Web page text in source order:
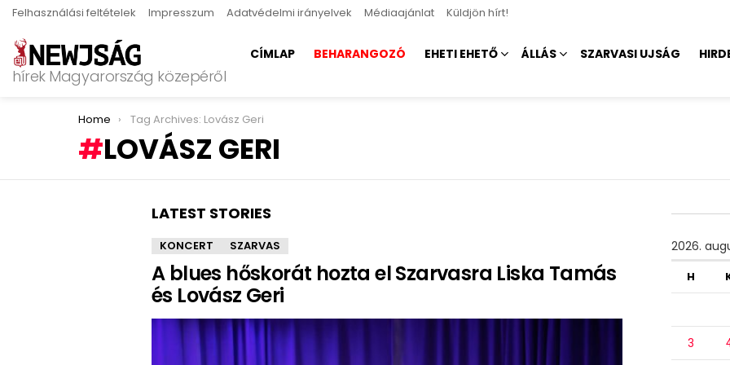
Felhasználási feltételek Impresszum Adatvédelmi irányelvek Médiaajánlat Küldjön hírt!
hírek Magyarország közepéről
CÍMLAP BEHARANGOZÓ EHETI EHETŐ ÁLLÁS SZARVASI UJSÁG
You are here:
Home Tag Archives: Lovász Geri
LOVÁSZ GERI
LATEST STORIES
KONCERT SZARVAS
A blues hőskorát hozta el Szarvasra Liska Tamás
és Lovász Geri
2026.
H
3